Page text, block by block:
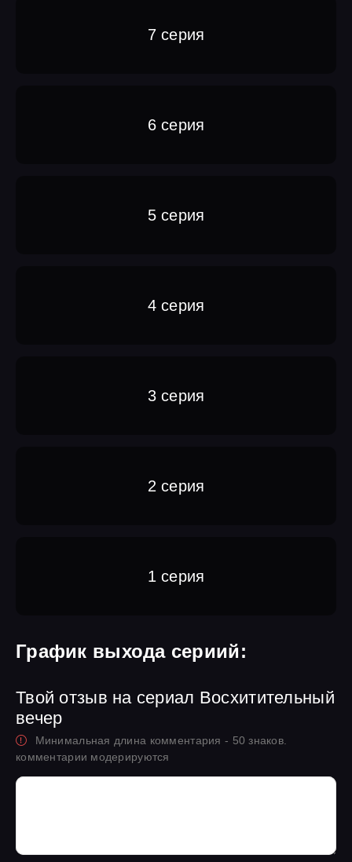
7 серия
6 серия
5 серия
4 серия
3 серия
2 серия
1 серия
График выхода сериий:
Твой отзыв на сериал Восхитительный
вечер
Минимальная длина комментария - 50 знаков.
комментарии модерируются